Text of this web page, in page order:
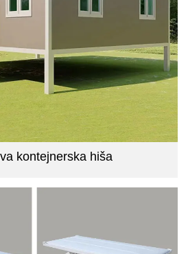
kontejnerska hiša